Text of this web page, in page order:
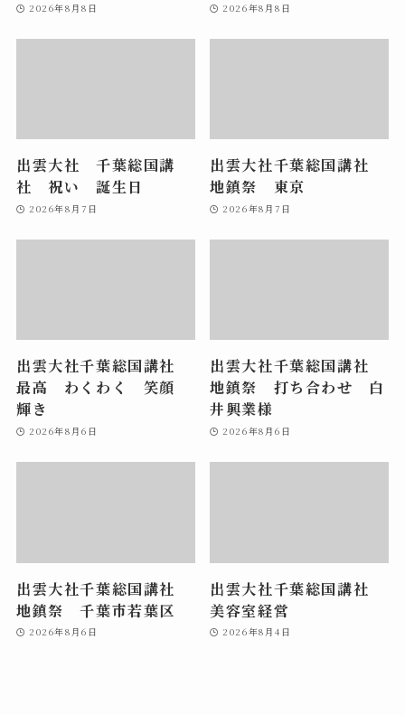
2026年8月8日 2026年8月8日
出雲大社 千葉総国講
社 祝い 誕生日
2026年8月7日
出雲大社千葉総国講社
地鎮祭 東京
2026年8月7日
出雲大社千葉総国講社
最高 わくわく 笑顔
輝き
2026年8月6日
出雲大社千葉総国講社
地鎮祭 打ち合わせ 白
井興業様
2026年8月6日
出雲大社千葉総国講社
地鎮祭 千葉市若葉区
2026年8月6日
出雲大社千葉総国講社
美容室経営
2026年8月4日